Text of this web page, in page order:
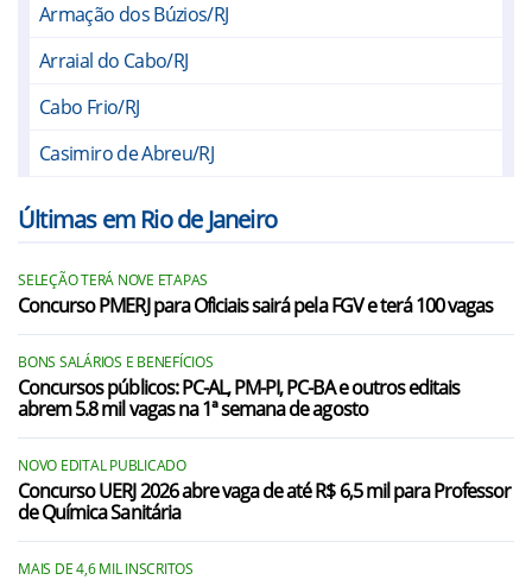
Armação dos Búzios/RJ
Arraial do Cabo/RJ
Cabo Frio/RJ
Casimiro de Abreu/RJ
Rio das Ostras/RJ
São Pedro da Aldeia/RJ
Saquarema/RJ
Silva Jardim/RJ
Últimas em Rio de Janeiro
SELEÇÃO TERÁ NOVE ETAPAS
Concurso PMERJ para Oficiais sairá pela FGV e terá 100 vagas
BONS SALÁRIOS E BENEFÍCIOS
Concursos públicos: PC-AL, PM-PI, PC-BA e outros editais
abrem 5.8 mil vagas na 1ª semana de agosto
NOVO EDITAL PUBLICADO
Concurso UERJ 2026 abre vaga de até R$ 6,5 mil para Professor
de Química Sanitária
MAIS DE 4,6 MIL INSCRITOS